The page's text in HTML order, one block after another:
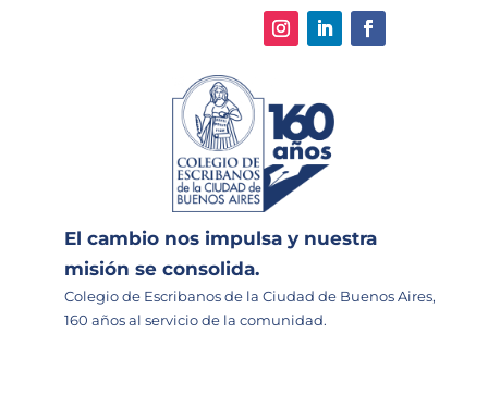
El cambio nos impulsa y nuestra
misión se consolida.
Colegio de Escribanos de la Ciudad de Buenos Aires,
160 años al servicio de la comunidad.